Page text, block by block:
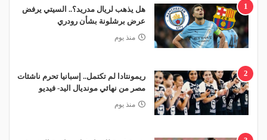
1
هل يذهب لريال مدريد؟.. السيتي يرفض
عرض برشلونة بشأن رودري
منذ يوم
2
ريمونتادا لم تكتمل.. إسبانيا تحرم ناشئات
مصر من نهائي مونديال اليد- فيديو
منذ يوم